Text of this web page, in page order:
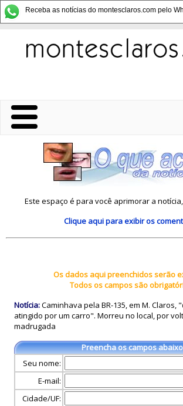
Receba as notícias do montesclaros.com pelo
Este espaço é para você aprimorar a
Clique aquipara exibir os
Os dados aqui preenchidos serão
Todos os campos são
Notícia:Caminhava pela BR-135, em M. Claros,
atingido por um carro". Morreu no local, por
madrugada
Preencha os campos abaixo
Seu nome:
E-mail:
Cidade/UF: